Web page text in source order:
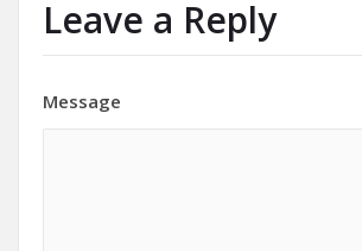
Leave a Reply
Message